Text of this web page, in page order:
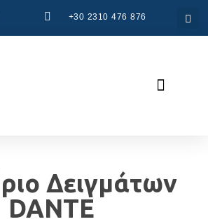
+30 2310 476 876
Δειγμάτων
DANTE